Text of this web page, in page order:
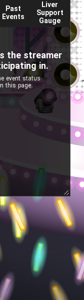
Past
Events
Liver
Support
Gauge
the streamer
in.
event status
this page.